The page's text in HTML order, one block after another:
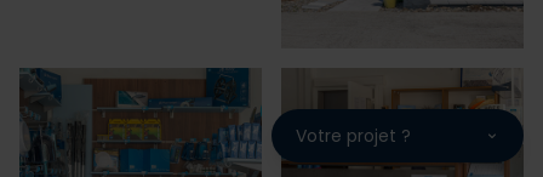
Votre projet ?